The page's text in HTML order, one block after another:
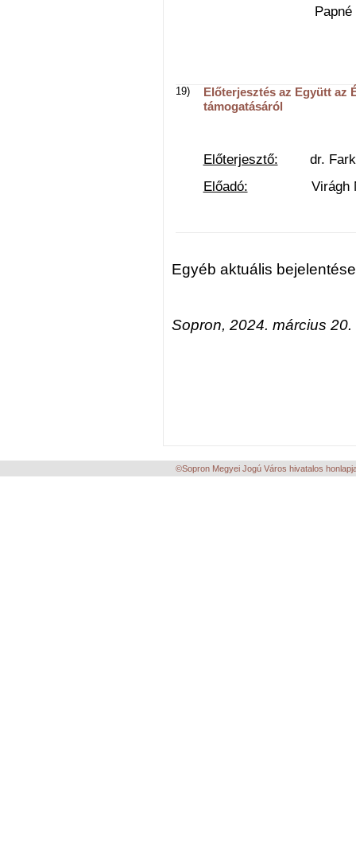
Papné Horváth
19)
Előterjesztés az Együtt az
támogatásáról
Előterjesztő: dr.
Előadó: Virágh
Egyéb aktuális
Sopron, 2024. március 20.
©Sopron Megyei Jogú Város hivatalos